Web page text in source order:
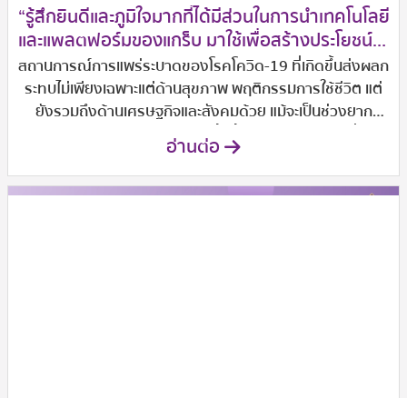
การออกแบบสินค้าผลิตภัณฑ์ต่างๆร่วมกับมูลนิธิรามาธิบดีฯ
เป็นต้น
“รู้สึกยินดีและภูมิใจมากที่ได้มีส่วนในการนำเทคโนโลยี
และแพลตฟอร์มของแกร็บ มาใช้เพื่อสร้างประโยชน์ให้
กับสังคมและส่วนรวม”
สถานการณ์การแพร่ระบาดของโรคโควิด-19 ที่เกิดขึ้นส่งผลก
ระทบไม่เพียงเฉพาะแต่ด้านสุขภาพ พฤติกรรมการใช้ชีวิต แต่
ยังรวมถึงด้านเศรษฐกิจและสังคมด้วย แม้จะเป็นช่วงยาก
ลำบากสำหรับทุกคน แต่วิกฤตครั้งนี้ทำให้เห็นพลังบวกที่ซ่อน
องค์กรสาธารณกุศลที่ได้ทำงานอย่างใกล้ชิดกับโรงพยาบาล
ในการสนับสนุนและรองรับมาตรการต่างๆ ที่มีการยกระดับ
อ่านต่อ